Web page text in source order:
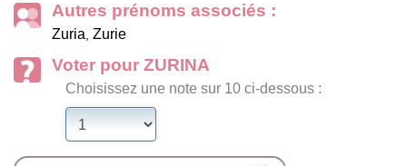
Autres prénoms associés :
Zuria, Zurie
Voter pour ZURINA
Choisissez une note sur 10 ci-dessous :